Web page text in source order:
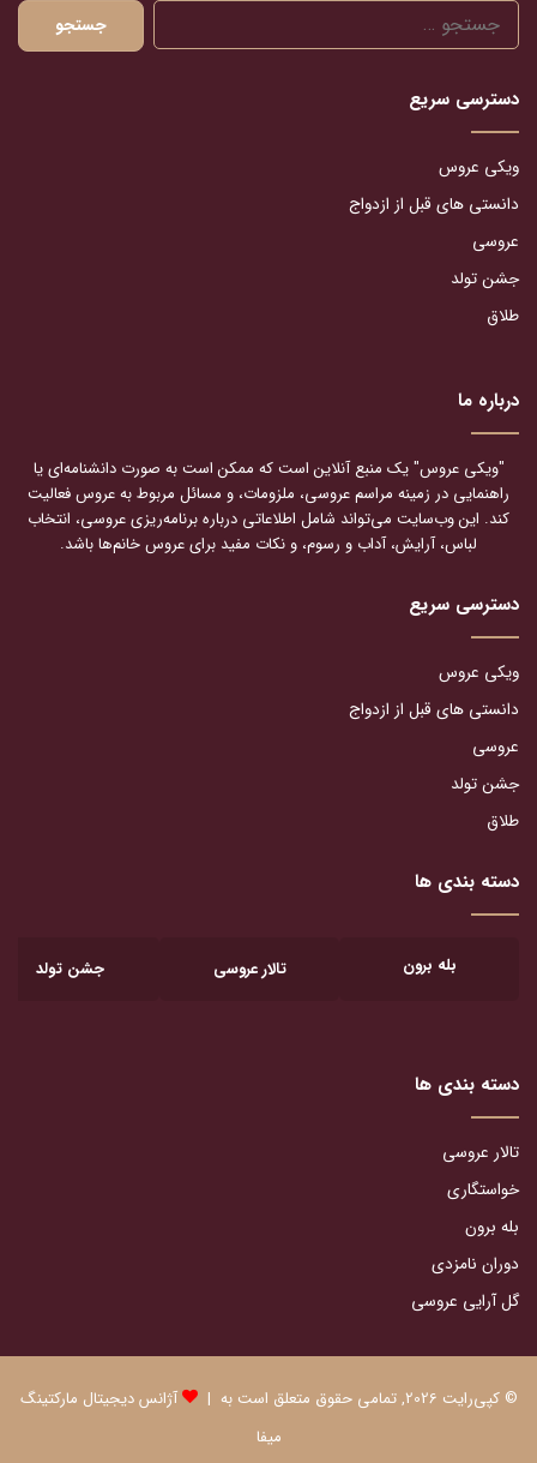
جستجو
دسترسی سریع
ویکی عروس
دانستی های قبل از ازدواج
عروسی
جشن تولد
طلاق
درباره ما
"ویکی عروس" یک منبع آنلاین است که ممکن است به صورت دانشنامه‌ای یا
راهنمایی در زمینه مراسم عروسی، ملزومات، و مسائل مربوط به عروس فعالیت
کند. این وب‌سایت می‌تواند شامل اطلاعاتی درباره برنامه‌ریزی عروسی، انتخاب
لباس، آرایش، آداب و رسوم، و نکات مفید برای عروس خانم‌ها باشد.
دسترسی سریع
ویکی عروس
دانستی های قبل از ازدواج
عروسی
جشن تولد
طلاق
دسته بندی ها
بله برون تالار عروسی جشن تولد
دسته بندی ها
تالار عروسی
خواستگاری
بله برون
دوران نامزدی
گل آرایی عروسی
© کپی‌رایت 2026, تمامی حقوق متعلق است به |
آژانس دیجیتال مارکتینگ
میفا